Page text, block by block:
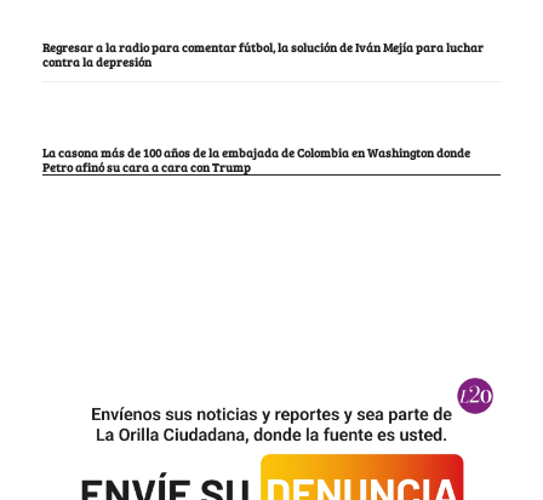
Regresar a la radio para comentar fútbol, la solución de Iván Mejía para luchar
contra la depresión
La casona más de 100 años de la embajada de Colombia en Washington donde
Petro afinó su cara a cara con Trump